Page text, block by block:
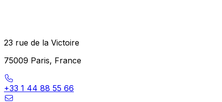
23 rue de la Victoire
75009 Paris, France
+33 1 44 88 55 66